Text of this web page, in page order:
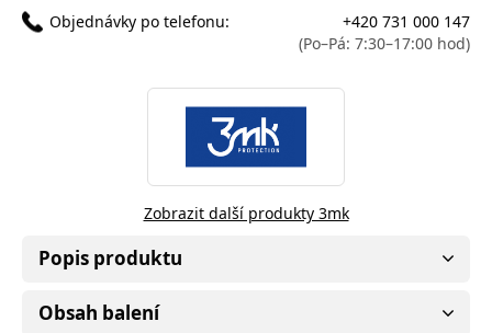
Objednávky po telefonu:
+420 731 000 147
(Po–Pá: 7:30–17:00 hod)
Zobrazit další produkty 3mk
Popis produktu
Obsah balení